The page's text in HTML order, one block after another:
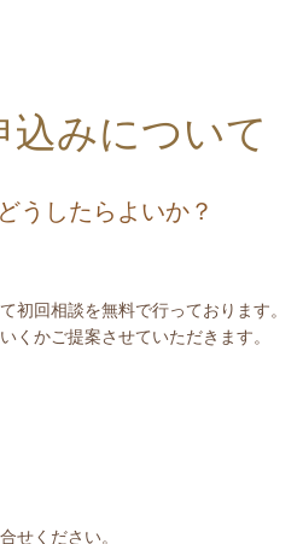
込みについて
うしたらよいか？
初回相談を無料で行っております。
くかご提案させていただきます。
せください。